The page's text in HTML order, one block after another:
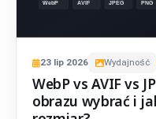
23 lip 2026 Wydajność
WebP vs AVIF vs
obrazu wybrać i